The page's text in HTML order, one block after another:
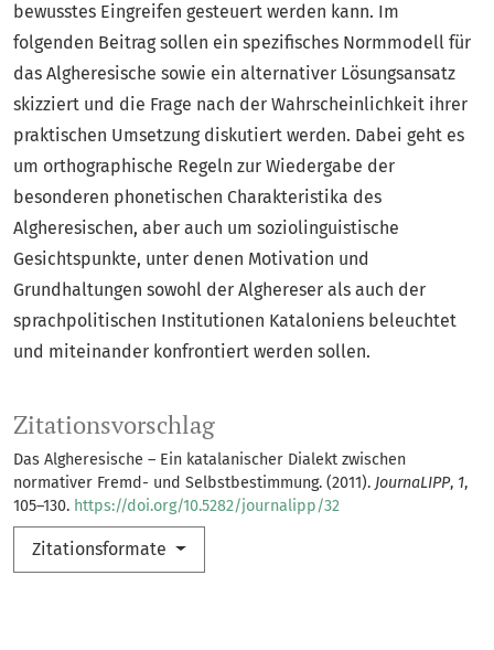
Zitationsvorschlag
Das Algheresische – Ein katalanischer Dialekt zwischen
normativer Fremd- und Selbstbestimmung. (2011). JournaLIPP, 1,
105–130. https://doi.org/10.5282/journalipp/32
Zitationsformate
bewusstes Eingreifen gesteuert werden kann. Im
folgenden Beitrag sollen ein spezifisches Normmodell für
das Algheresische sowie ein alternativer Lösungsansatz
skizziert und die Frage nach der Wahrscheinlichkeit ihrer
praktischen Umsetzung diskutiert werden. Dabei geht es
um orthographische Regeln zur Wiedergabe der
besonderen phonetischen Charakteristika des
Algheresischen, aber auch um soziolinguistische
Gesichtspunkte, unter denen Motivation und
Grundhaltungen sowohl der Alghereser als auch der
sprachpolitischen Institutionen Kataloniens beleuchtet
und miteinander konfrontiert werden sollen.